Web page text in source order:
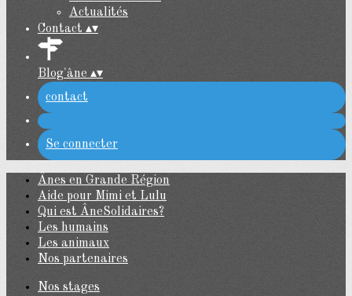
Actualités
Contact ▴▾
Blog'âne ▴▾
contact
Se connecter
Ânes en Grande Région
Aide pour Mimi et Lulu
Qui est ÂneSolidaires?
Les humains
Les animaux
Nos partenaires
Nos stages